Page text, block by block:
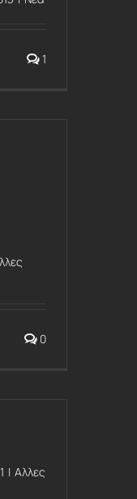
1
0
| Αλλες